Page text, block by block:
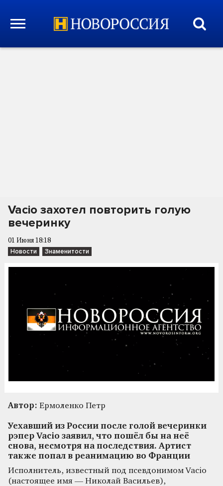
Vacio захотел повторить голую
вечеринку
01 Июня 18:18
Новости Знаменитости
Автор: Ермоленко Петр
Уехавший из России после голой вечеринки
рэпер Vacio заявил, что пошёл бы на неё
снова, несмотря на последствия. Артист
также попал в реанимацию во Франции
Исполнитель, известный под псевдонимом Vacio
(настоящее имя — Николай Васильев),